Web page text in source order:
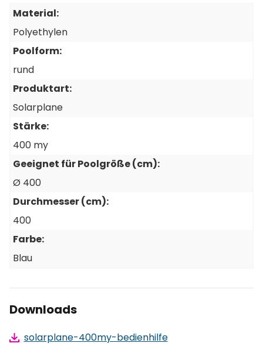
Material:
Polyethylen
Poolform:
rund
Produktart:
Solarplane
Stärke:
400 my
Geeignet für Poolgröße (cm):
Ø 400
Durchmesser (cm):
400
Farbe:
Blau
Downloads
solarplane-400my-bedienhilfe